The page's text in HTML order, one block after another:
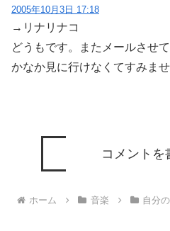
2005年10月3日 17:18
→リナリナコ
どうもです。またメールさせ
かなか見に行けなくてすみませ
コメントを
ホーム 音楽 自分